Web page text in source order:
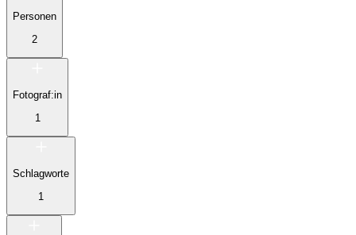
Personen
2
Fotograf:in
1
Schlagworte
1